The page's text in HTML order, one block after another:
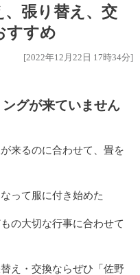
、張り替え、交
すすめ
[2022年12月22日 17時34分]
グが来ていません
来るのに合わせて、畳を
って服に付き始めた
の大切な行事に合わせて
え・交換ならぜひ「佐野